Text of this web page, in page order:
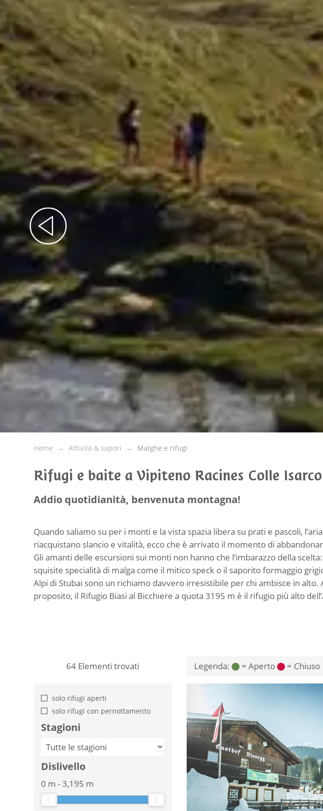
Home Attività & sapori Malghe e rifugi
Rifugi e baite a Vipiteno Racines Colle Isarco
Addio quotidianità, benvenuta montagna!
Quando saliamo su per i monti e la vista spazia libera su prati e pascoli,
riacquistano slancio e vitalità, ecco che è arrivato il momento di
Gli amanti delle escursioni sui monti non hanno che l’imbarazzo della
squisite specialità di malga come il mitico speck o il saporito formaggio
Alpi di Stubai sono un richiamo davvero irresistibile per chi ambisce in
proposito, il Rifugio Biasi al Bicchiere a quota 3195 m è il rifugio più alto
64Elementi trovati
solo rifugi aperti
solo rifugi con pernottamento
Stagioni
Dislivello
0 m -3,195 m
Legenda: = Aperto = Chiuso